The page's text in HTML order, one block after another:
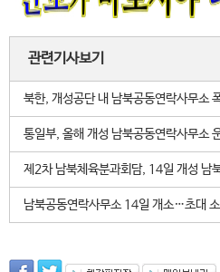
관련기사보기
북한, 개성공단 내 남북공동연락사무소
통일부, 올해 개성 남북공동연락사무소
제2차 남북체육분과회담, 14일 개성 남
남북공동연락사무소 14일 개소…초대